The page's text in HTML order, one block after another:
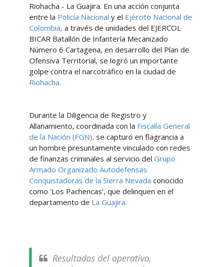
Riohacha - La Guajira. En una acción conjunta
entre la Policía Nacional y el Ejército Nacional de
Colombia, a través de unidades del EJERCOL
BICAR Batallón de Infantería Mecanizado
Número 6 Cartagena, en desarrollo del Plan de
Ofensiva Territorial, se logró un importante
golpe contra el narcotráfico en la ciudad de
Riohacha.
Durante la Diligencia de Registro y
Allanamiento, coordinada con la Fiscalía General
de la Nación (FGN), se capturó en flagrancia a
un hombre presuntamente vinculado con redes
de finanzas criminales al servicio del Grupo
Armado Organizado Autodefensas
Conquistadoras de la Sierra Nevada conocido
como 'Los Pachencas', que delinquen en el
departamento de La Guajira.
Resultados del operativo,